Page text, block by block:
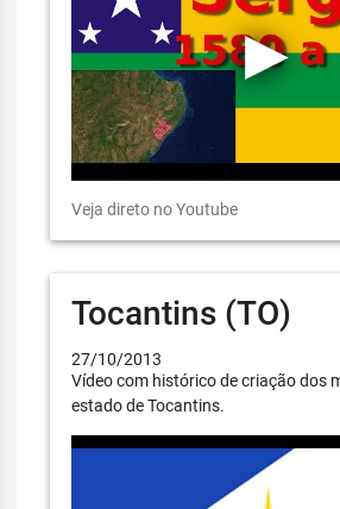
Veja direto no Youtube
Tocantins (TO)
27/10/2013
Vídeo com histórico de criação dos
estado de Tocantins.